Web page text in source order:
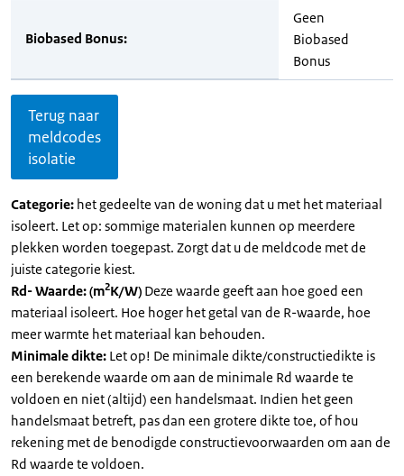
Biobased Bonus:
Geen
Biobased
Bonus
Terug naar
meldcodes
isolatie
Categorie: het gedeelte van de woning dat u met het materiaal
isoleert. Let op: sommige materialen kunnen op meerdere
plekken worden toegepast. Zorgt dat u de meldcode met de
juiste categorie kiest.
Rd- Waarde: (m2K/W) Deze waarde geeft aan hoe goed een
materiaal isoleert. Hoe hoger het getal van de R-waarde, hoe
meer warmte het materiaal kan behouden.
Minimale dikte: Let op! De minimale dikte/constructiedikte is
een berekende waarde om aan de minimale Rd waarde te
voldoen en niet (altijd) een handelsmaat. Indien het geen
handelsmaat betreft, pas dan een grotere dikte toe, of hou
rekening met de benodigde constructievoorwaarden om aan de
Rd waarde te voldoen.